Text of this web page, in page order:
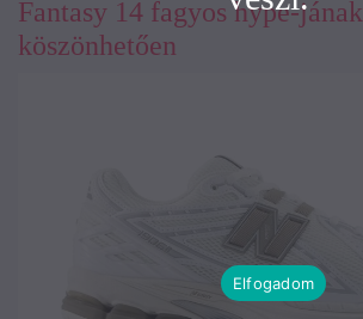
Fantasy 14 fagyos hype-jának
köszönhetően
Elfogadom